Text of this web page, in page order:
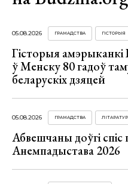
05.08.2026 ГРАМАДСТВА ГІСТОРЫЯ
Гісторыя
ў Менску 80 гадоў
беларускіх дзяцей
05.08.2026 ГРАМАДСТВА
Абвешчаны доўгі спіс
Анемпадыстава 2026